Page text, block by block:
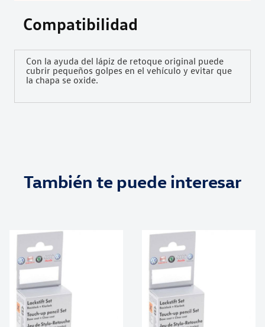
Compatibilidad
Con la ayuda del lápiz de retoque original puede
cubrir pequeños golpes en el vehículo y evitar que
la chapa se oxide.
También te puede interesar